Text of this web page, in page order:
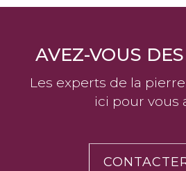
AVEZ-VOUS
Les experts de la
ici pour vous